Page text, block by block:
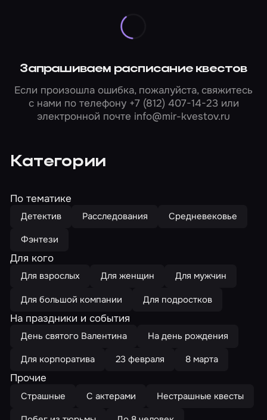
Запрашиваем расписание квестов
Если произошла ошибка, пожалуйста, свяжитесь
с нами по телефону +7 (812) 407-14-23или
электронной почте info@mir-kvestov.ru
Категории
По тематике
Детектив Расследования
Средневековье
Фэнтези
Для кого
Для взрослых Для женщин
Для мужчин
Для большой компании
Для подростков
На праздники и события
День святого Валентина
На день рождения
Для корпоратива
23 февраля 8 марта
Прочие
Страшные С актерами
Нестрашные квесты